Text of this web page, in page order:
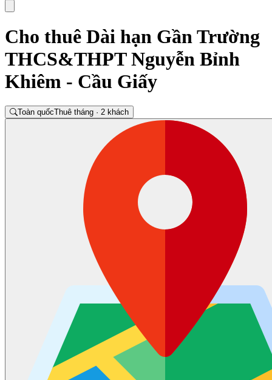
Cho thuê Dài hạn Gần Trường
THCS&THPT Nguyễn Bỉnh
Khiêm - Cầu Giấy
Toàn quốcThuê tháng · 2 khách